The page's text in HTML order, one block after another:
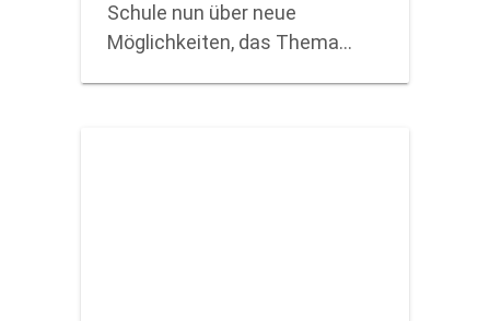
Schule nun über neue
Möglichkeiten, das Thema…